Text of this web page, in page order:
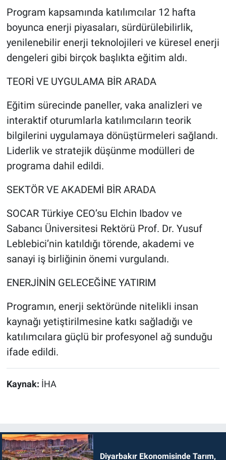
Program kapsamında katılımcılar 12 hafta
boyunca enerji piyasaları, sürdürülebilirlik,
yenilenebilir enerji teknolojileri ve küresel enerji
dengeleri gibi birçok başlıkta eğitim aldı.
TEORİ VE UYGULAMA BİR ARADA
Eğitim sürecinde paneller, vaka analizleri ve
interaktif oturumlarla katılımcıların teorik
bilgilerini uygulamaya dönüştürmeleri sağlandı.
Liderlik ve stratejik düşünme modülleri de
programa dahil edildi.
SEKTÖR VE AKADEMİ BİR ARADA
SOCAR Türkiye CEO’su Elchin Ibadov ve
Sabancı Üniversitesi Rektörü Prof. Dr. Yusuf
Leblebici’nin katıldığı törende, akademi ve
sanayi iş birliğinin önemi vurgulandı.
ENERJİNİN GELECEĞİNE YATIRIM
Programın, enerji sektöründe nitelikli insan
kaynağı yetiştirilmesine katkı sağladığı ve
katılımcılara güçlü bir profesyonel ağ sunduğu
ifade edildi.
Kaynak: İHA
Diyarbakır Ekonomisinde Tarım,